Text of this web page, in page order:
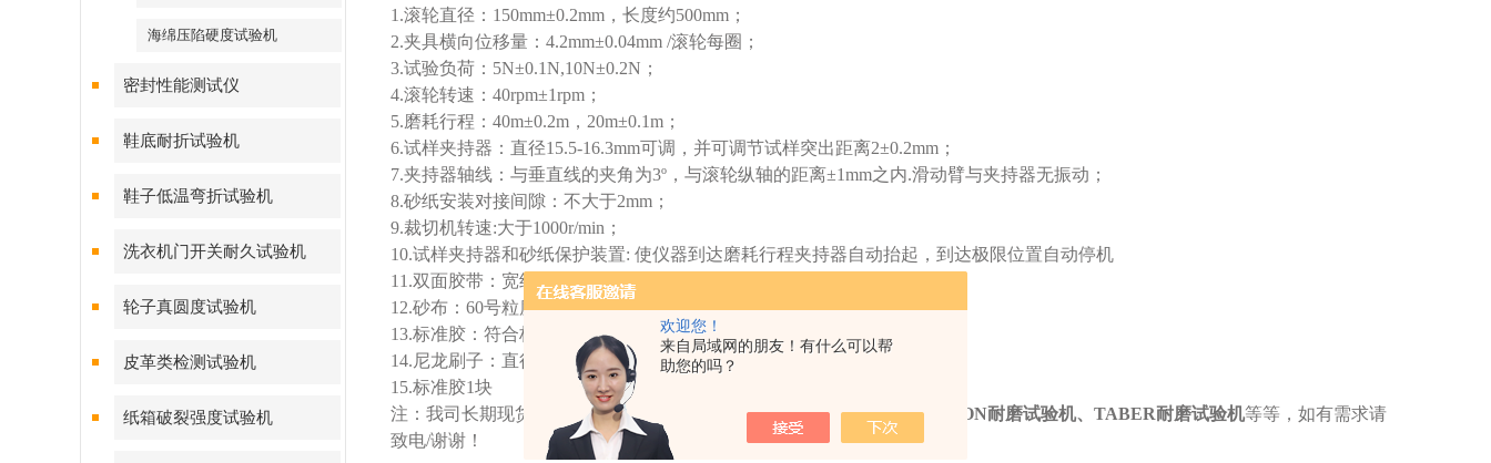
欢迎您！
来自局域网的朋友！有什么可以帮
助您的吗？
海绵压陷硬度试验机
密封性能测试仪
鞋底耐折试验机
鞋子低温弯折试验机
洗衣机门开关耐久试验机
轮子真圆度试验机
皮革类检测试验机
纸箱破裂强度试验机
1.滚轮直径： 150mm±0.2mm ，长度约500mm ；
2.夹具横向位移量： 4.2mm±0.04mm /滚轮每圈；
3.试验负荷： 5N±0.1N,10N±0.2N ；
4.滚轮转速： 40rpm±1rpm ；
5. 磨耗行程： 40m±0.2m ， 20m±0.1m ；
6.试样夹持器：直径15.5-16.3mm可调，并可调节试样突出距离2±0.2mm ；
7.夹持器轴线：与垂直线的夹角为3º ，与滚轮纵轴的距离±1mm之内.滑动臂与夹持器无振动；
8.砂纸安装对接间隙：不大于2mm ；
9.裁切机转速:大于1000r/min ；
10.试样夹持器和砂纸保护装置: 使仪器到达磨耗行程夹持器自动抬起，到达极限位置自动停机
11.双面胶带：宽约 50mm, 厚不超过
12.砂布： 60号粒度砂布，宽大于400mm，474mm±1mm长，平均厚度1mm；
13.标准胶：符合标准要求的附录
；
14.尼龙刷子：直径约 55mm, 尼龙长约70mm 真空管：用于吸收胶末。
15.标准胶1块
注：我司长期现货供应
DIN滚筒耐磨试验机、NBS橡胶耐磨试验机、AKRON耐磨试验机、TABER耐磨试验机等等，如有需求请
致电/谢谢！